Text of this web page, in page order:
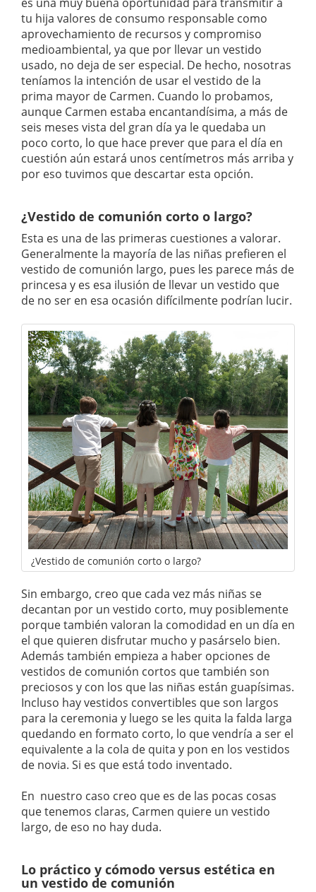
tu hija valores de consumo responsable como
aprovechamiento de recursos y compromiso
medioambiental, ya que por llevar un vestido
usado, no deja de ser especial. De hecho, nosotras
teníamos la intención de usar el vestido de la
prima mayor de Carmen. Cuando lo probamos,
aunque Carmen estaba encantandísima, a más de
seis meses vista del gran día ya le quedaba un
poco corto, lo que hace prever que para el día en
cuestión aún estará unos centímetros más arriba y
por eso tuvimos que descartar esta opción.
¿Vestido de comunión corto o largo?
Esta es una de las primeras cuestiones a valorar.
Generalmente la mayoría de las niñas prefieren el
vestido de comunión largo, pues les parece más de
princesa y es esa ilusión de llevar un vestido que
de no ser en esa ocasión difícilmente podrían lucir.
¿Vestido de comunión corto o largo?
Sin embargo, creo que cada vez más niñas se
decantan por un vestido corto, muy posiblemente
porque también valoran la comodidad en un día en
el que quieren disfrutar mucho y pasárselo bien.
Además también empieza a haber opciones de
vestidos de comunión cortos que también son
preciosos y con los que las niñas están guapísimas.
Incluso hay vestidos convertibles que son largos
para la ceremonia y luego se les quita la falda larga
quedando en formato corto, lo que vendría a ser el
equivalente a la cola de quita y pon en los vestidos
de novia. Si es que está todo inventado.
En nuestro caso creo que es de las pocas cosas
que tenemos claras, Carmen quiere un vestido
largo, de eso no hay duda.
Lo práctico y cómodo versus estética en
un vestido de comunión